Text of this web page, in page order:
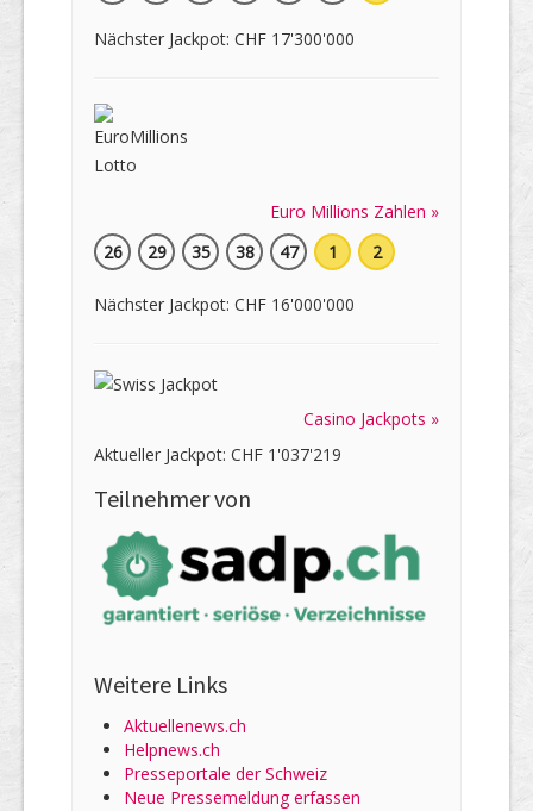
Nächster Jackpot: CHF 17'300'000
Euro Millions Zahlen »
26
29 35 38 47 1 2
Nächster Jackpot: CHF 16'000'000
Casino Jackpots »
Aktueller Jackpot: CHF 1'037'219
Teilnehmer von
Weitere Links
Aktuellenews.ch
Helpnews.ch
Presseportale der Schweiz
Neue Pressemeldung erfassen